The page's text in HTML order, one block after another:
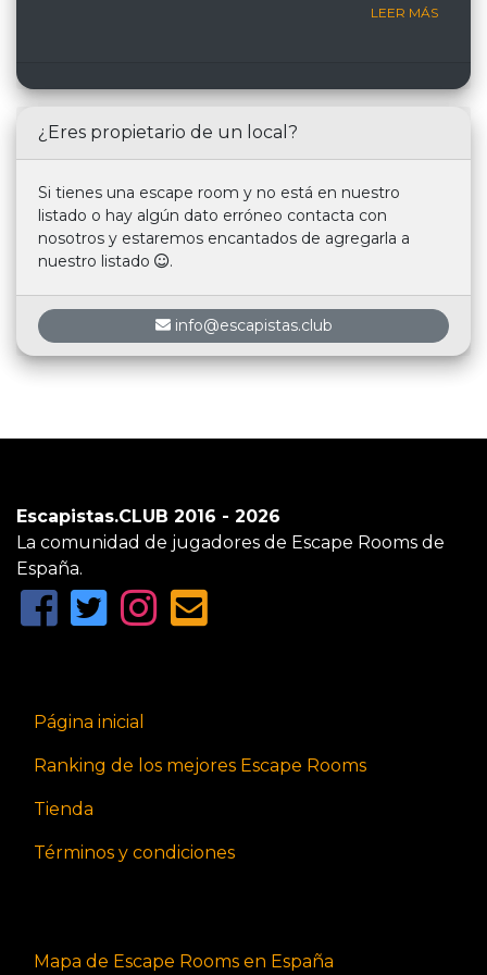
LEER MÁS
¿Eres propietario de un local?
Si tienes una escape room y no está en nuestro
listado o hay algún dato erróneo contacta con
nosotros y estaremos encantados de agregarla a
nuestro listado
.
info@escapistas.club
Escapistas.CLUB 2016 - 2026
La comunidad de jugadores de Escape Rooms de
España.
Página inicial
Ranking de los mejores Escape Rooms
Tienda
Términos y condiciones
Mapa de Escape Rooms en España